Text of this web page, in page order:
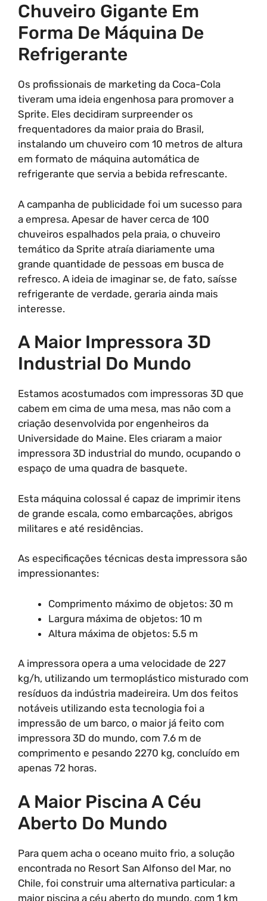
Chuveiro Gigante Em
Forma De Máquina De
Refrigerante
Os profissionais de marketing da Coca-Cola
tiveram uma ideia engenhosa para promover a
Sprite. Eles decidiram surpreender os
frequentadores da maior praia do Brasil,
instalando um chuveiro com 10 metros de altura
em formato de máquina automática de
refrigerante que servia a bebida refrescante.
A campanha de publicidade foi um sucesso para
a empresa. Apesar de haver cerca de 100
chuveiros espalhados pela praia, o chuveiro
temático da Sprite atraía diariamente uma
grande quantidade de pessoas em busca de
refresco. A ideia de imaginar se, de fato, saísse
refrigerante de verdade, geraria ainda mais
interesse.
A Maior Impressora 3D
Industrial Do Mundo
Estamos acostumados com impressoras 3D que
cabem em cima de uma mesa, mas não com a
criação desenvolvida por engenheiros da
Universidade do Maine. Eles criaram a maior
impressora 3D industrial do mundo, ocupando o
espaço de uma quadra de basquete.
Esta máquina colossal é capaz de imprimir itens
de grande escala, como embarcações, abrigos
militares e até residências.
As especificações técnicas desta impressora são
impressionantes:
Comprimento máximo de objetos: 30 m
Largura máxima de objetos: 10 m
Altura máxima de objetos: 5.5 m
A impressora opera a uma velocidade de 227
kg/h, utilizando um termoplástico misturado com
resíduos da indústria madeireira. Um dos feitos
notáveis utilizando esta tecnologia foi a
impressão de um barco, o maior já feito com
impressora 3D do mundo, com 7.6 m de
comprimento e pesando 2270 kg, concluído em
apenas 72 horas.
A Maior Piscina A Céu
Aberto Do Mundo
Para quem acha o oceano muito frio, a solução
encontrada no Resort San Alfonso del Mar, no
Chile, foi construir uma alternativa particular: a
maior piscina a céu aberto do mundo, com 1 km